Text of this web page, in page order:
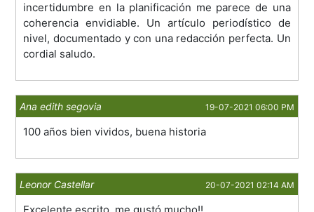
incertidumbre en la planificación me parece de una
coherencia envidiable. Un artículo periodístico de
nivel, documentado y con una redacción perfecta. Un
cordial saludo.
Ana edith segovia 19-07-2021 06:00 PM
100 años bien vividos, buena historia
Leonor Castellar 20-07-2021 02:14 AM